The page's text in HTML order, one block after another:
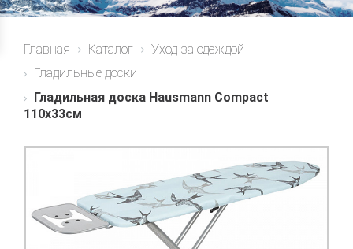
Главная Каталог
Уход за одеждой
Гладильные доски
Гладильная доска Hausmann Compact
110x33см